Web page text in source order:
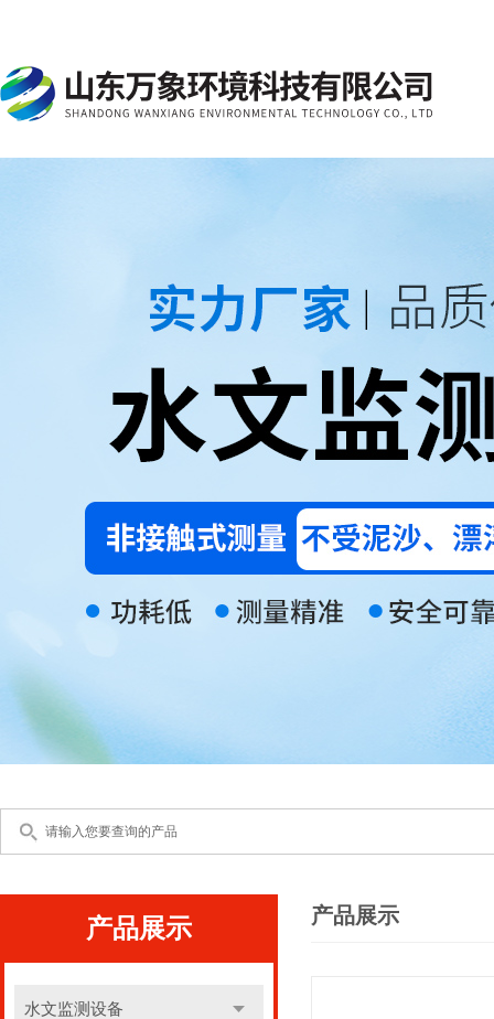
产品展示
水文监测设备
产品展示